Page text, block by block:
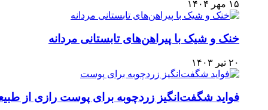
۱۵ مهر ۱۴۰۴
خنک و شیک با پیراهن‌های تابستانی مردانه
۲۰ تیر ۱۴۰۳
فواید شگفت‌انگیز زردچوبه برای پوست رازی از